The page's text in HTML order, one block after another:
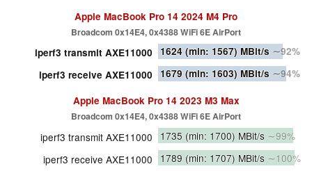
Apple MacBook Pro 14 2024 M4 Pro
Broadcom 0x14E4, 0x4388 WiFi 6E AirPort
iperf3 transmit AXE11000 1624 (min: 1567) MBit/s ∼92%
iperf3 receive AXE11000
1679 (min: 1603) MBit/s ∼94%
Apple MacBook Pro 14 2023 M3 Max
Broadcom 0x14E4, 0x4388 WiFi 6E AirPort
iperf3 transmit AXE11000 1735 (min: 1700) MBit/s ∼99%
iperf3 receive AXE11000
1789 (min: 1707) MBit/s ∼100%